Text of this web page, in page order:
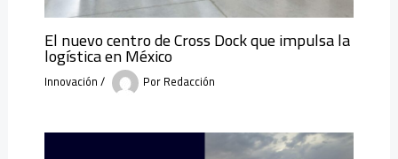
El nuevo centro de Cross Dock que impulsa la
logística en México
Innovación/ PorRedacción